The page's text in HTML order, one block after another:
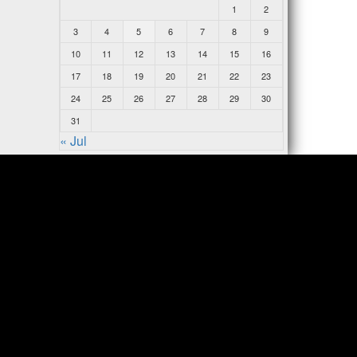
1
2
3
4 5 6 7 8
9
10
11 12 13 14 15
16
17
18 19 20 21 22
23
24
25 26 27 28 29
30
31
« Jul